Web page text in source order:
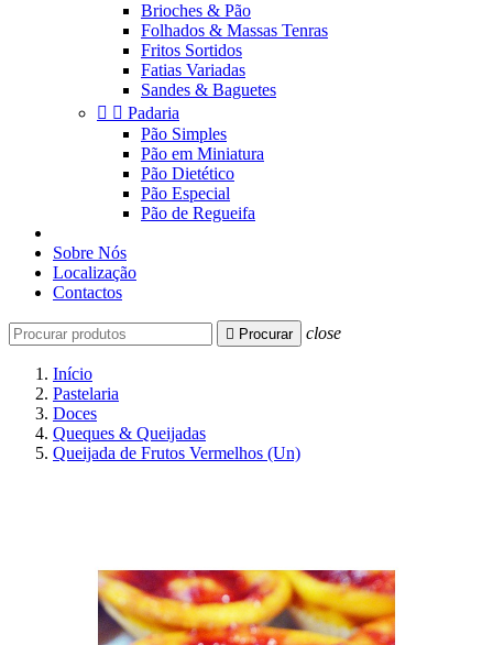
Brioches & Pão
Folhados & Massas Tenras
Fritos Sortidos
Fatias Variadas
Sandes & Baguetes
  Padaria
Pão Simples
Pão em Miniatura
Pão Dietético
Pão Especial
Pão de Regueifa
Sobre Nós
Localização
Contactos
 Procurar close
Início
Pastelaria
Doces
Queques & Queijadas
Queijada de Frutos Vermelhos (Un)